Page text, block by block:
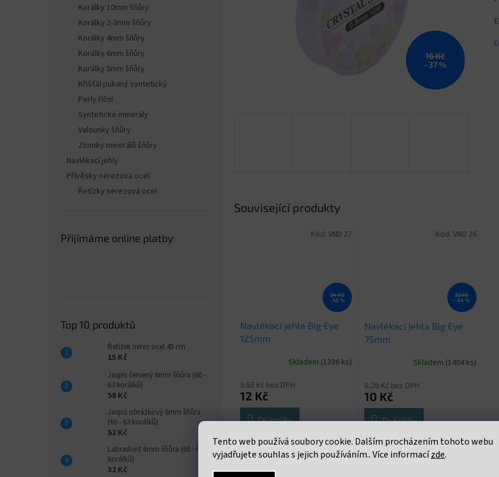
Tento web používá soubory cookie. Dalším procházením tohoto webu
vyjadřujete souhlas s jejich používáním.. Více informacízde.
Korálky 10mm šňůry
Korálky 2-3mm šňůry
Korálky 4mm šňůry
Korálky 6mm šňůry
Korálky 8mm šňůry
Křišťál pukaný syntetický
Perly říční
Syntetické minerály
Valounky šňůry
Zlomky minerálů šňůry
Navlékací jehly
Přívěsky nerezová ocel
Řetízky nerezová ocel
Přijímáme online platby
Top 10 produktů
Řetízek nerez ocel 45 cm
15 Kč
Jaspis červený 6mm šňůra (60 -
63 korálků)
58 Kč
Jaspis obrázkový 6mm šňůra
(60 - 63 korálků)
52 Kč
Labradorit 6mm šňůra (60 - 63
korálků)
32 Kč
16 Kč
–37 %
Související produkty
24 Kč
–50 %
Navlékací jehla Big Eye
125mm
Skladem (1336 ks)
9,92 Kč bez DPH
12 Kč
Do košíku
Navlékací jehla s velkým okem
Kód: VND 27
22 Kč
–54 %
Navlékací jehla Big Eye
75mm
Skladem (1404 ks)
8,26 Kč bez DPH
10 Kč
Do košíku
Navlékací jehla s velkým okem
Kód: VND 26